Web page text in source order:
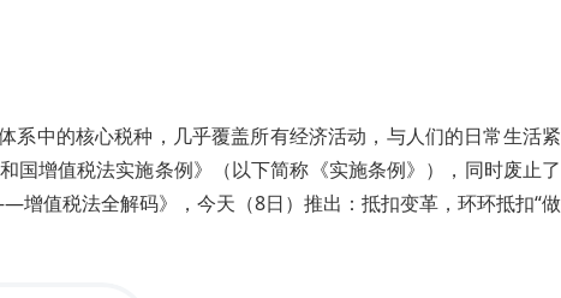
中的核心税种，几乎覆盖所有经济活动，与人们的日常生活紧
增值税法实施条例》（以下简称《实施条例》），同时废止了
值税法全解码》，今天（8日）推出：抵扣变革，环环抵扣“做